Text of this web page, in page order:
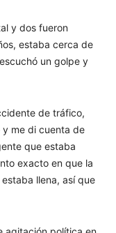
y dos fueron
estaba cerca de
un golpe y
de tráfico,
me di cuenta de
que estaba
exacto en que la
llena, así que